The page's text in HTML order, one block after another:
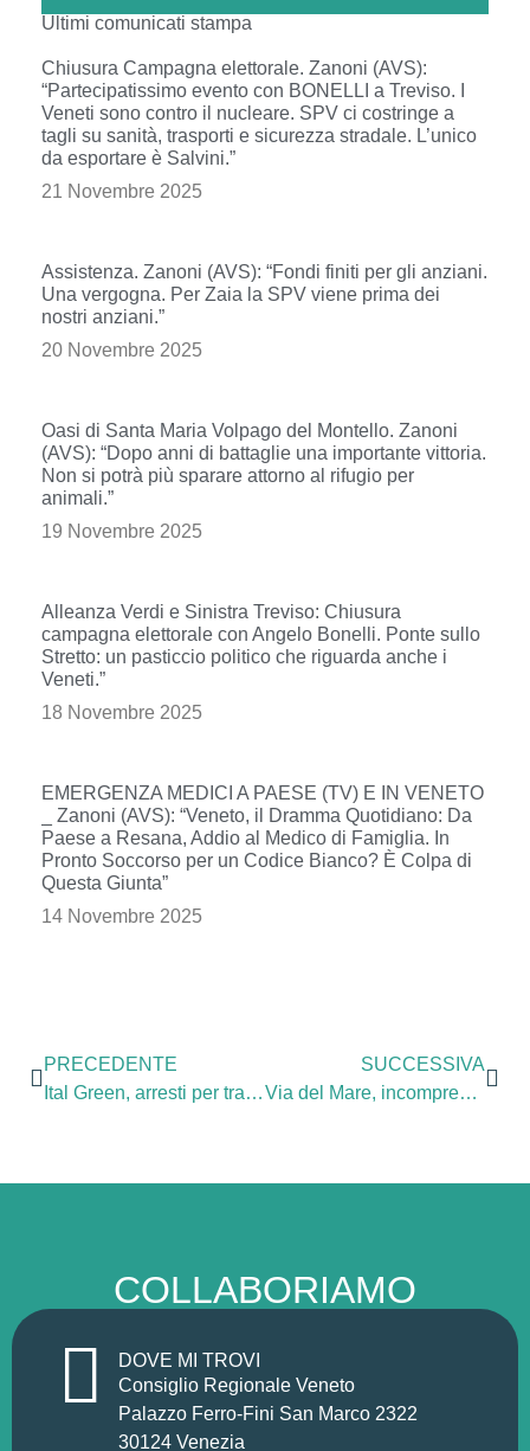
Ultimi comunicati stampa
Chiusura Campagna elettorale. Zanoni (AVS):
“Partecipatissimo evento con BONELLI a Treviso. I
Veneti sono contro il nucleare. SPV ci costringe a
tagli su sanità, trasporti e sicurezza stradale. L’unico
da esportare è Salvini.”
21 Novembre 2025
Assistenza. Zanoni (AVS): “Fondi finiti per gli anziani.
Una vergogna. Per Zaia la SPV viene prima dei
nostri anziani.”
20 Novembre 2025
Oasi di Santa Maria Volpago del Montello. Zanoni
(AVS): “Dopo anni di battaglie una importante vittoria.
Non si potrà più sparare attorno al rifugio per
animali.”
19 Novembre 2025
Alleanza Verdi e Sinistra Treviso: Chiusura
campagna elettorale con Angelo Bonelli. Ponte sullo
Stretto: un pasticcio politico che riguarda anche i
Veneti.”
18 Novembre 2025
EMERGENZA MEDICI A PAESE (TV) E IN VENETO
_ Zanoni (AVS): “Veneto, il Dramma Quotidiano: Da
Paese a Resana, Addio al Medico di Famiglia. In
Pronto Soccorso per un Codice Bianco? È Colpa di
Questa Giunta”
14 Novembre 2025
PRECEDENTE
Ital Green, arresti per traffico rifiuti. Zanoni (Pd): “Veneto e Friuli si costituiscano parte civile, rafforzare strumenti di coordinamento”
SUCCESSIVA
Via del Mare, incomprensibile bocciatura mozione
COLLABORIAMO
DOVE MI TROVI
Consiglio Regionale Veneto
Palazzo Ferro-Fini San Marco 2322
30124 Venezia